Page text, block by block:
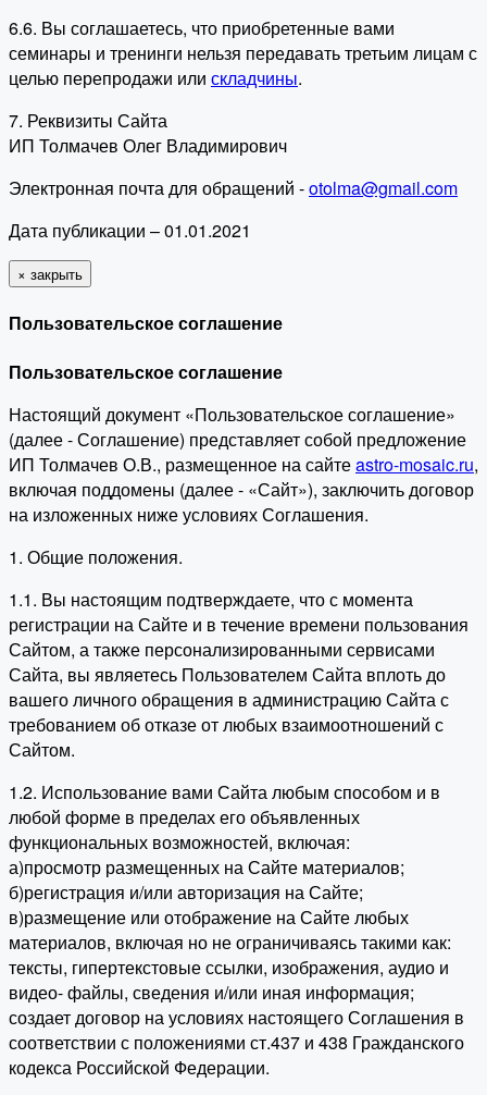
6.6. Вы соглашаетесь, что приобретенные вами
семинары и тренинги нельзя передавать третьим лицам с
целью перепродажи или складчины.
7. Реквизиты Сайта
ИП Толмачев Олег Владимирович
Электронная почта для обращений -otolma@gmail.com
Дата публикации – 01.01.2021
× закрыть
Пользовательское соглашение
Пользовательское соглашение
Настоящий документ «Пользовательское соглашение»
(далее - Соглашение) представляет собой предложение
ИП Толмачев О.В., размещенное на сайтеastro-mosaic.ru,
включая поддомены (далее - «Сайт»), заключить договор
на изложенных ниже условиях Соглашения.
1. Общие положения.
1.1. Вы настоящим подтверждаете, что с момента
регистрации на Сайте и в течение времени пользования
Сайтом, а также персонализированными сервисами
Сайта, вы являетесь Пользователем Сайта вплоть до
вашего личного обращения в администрацию Сайта с
требованием об отказе от любых взаимоотношений с
Сайтом.
1.2. Использование вами Сайта любым способом и в
любой форме в пределах его объявленных
функциональных возможностей, включая:
а)просмотр размещенных на Сайте материалов;
б)регистрация и/или авторизация на Сайте;
в)размещение или отображение на Сайте любых
материалов, включая но не ограничиваясь такими как:
тексты, гипертекстовые ссылки, изображения, аудио и
видео- файлы, сведения и/или иная информация;
создает договор на условиях настоящего Соглашения в
соответствии с положениями ст.437 и 438 Гражданского
кодекса Российской Федерации.